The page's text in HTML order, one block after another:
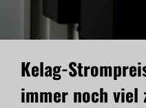
Kelag-
immer noch viel